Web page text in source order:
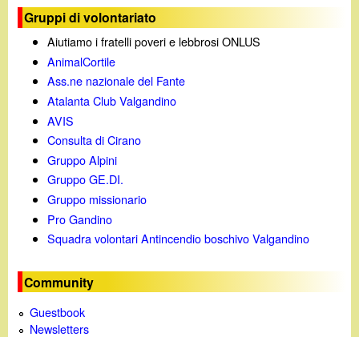
a
Gruppi di volontariato
Aiutiamo i fratelli poveri e lebbrosi ONLUS
AnimalCortile
Ass.ne nazionale del Fante
Atalanta Club Valgandino
AVIS
Consulta di Cirano
Gruppo Alpini
Gruppo GE.DI.
Gruppo missionario
Pro Gandino
Squadra volontari Antincendio boschivo Valgandino
Community
Guestbook
Newsletters